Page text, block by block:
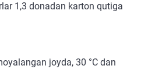
1,3 donadan karton qutiga
joyda, 30 °C dan